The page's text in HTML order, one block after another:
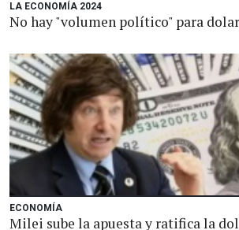
LA ECONOMÍA 2024
No hay "volumen político" para
ECONOMÍA
Milei sube la apuesta y ratifica la